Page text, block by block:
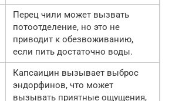
Перец чили может вызвать
потоотделение, но это не
приводит к обезвоживанию,
если пить достаточно воды.
Капсаицин вызывает выброс
эндорфинов, что может
вызывать приятные ощущения,